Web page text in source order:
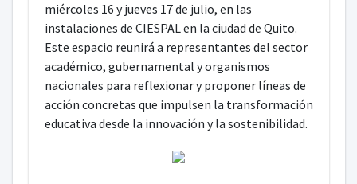
miércoles 16 y jueves 17 de julio, en las
instalaciones de CIESPAL en la ciudad de Quito.
Este espacio reunirá a representantes del sector
académico, gubernamental y organismos
nacionales para reflexionar y proponer líneas de
acción concretas que impulsen la transformación
educativa desde la innovación y la sostenibilidad.